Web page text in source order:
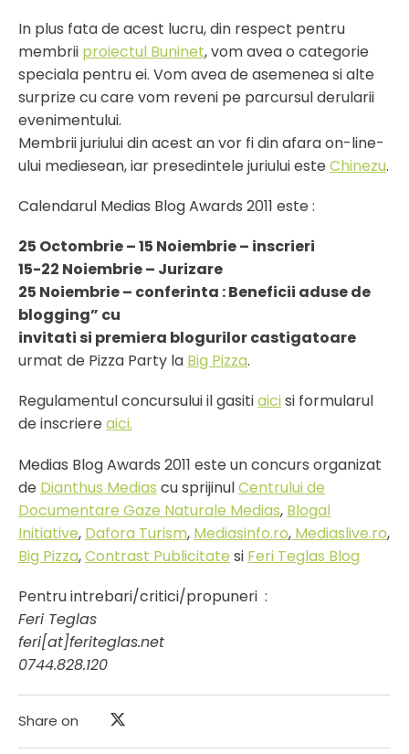
In plus fata de acest lucru, din respect pentru
membrii proiectul Buninet, vom avea o categorie
speciala pentru ei. Vom avea de asemenea si alte
surprize cu care vom reveni pe parcursul derularii
evenimentului.
Membrii juriului din acest an vor fi din afara on-line-
ului mediesean, iar presedintele juriului esteChinezu.
Calendarul Medias Blog Awards 2011 este :
25 Octombrie – 15 Noiembrie – inscrieri
15-22 Noiembrie – Jurizare
25 Noiembrie – conferinta : Beneficii aduse de
blogging” cu
invitati si premiera blogurilor castigatoare
urmat de Pizza Party la Big Pizza.
Regulamentul concursului il gasitiaicisi formularul
de inscriereaici.
Medias Blog Awards 2011 este un concurs organizat
de Dianthus Medias cu sprijinulCentrului de
Documentare Gaze Naturale Medias, Blogal
Initiative, Dafora Turism, Mediasinfo.ro, Mediaslive.ro,
Big Pizza,Contrast Publicitate si Feri Teglas Blog
Pentru intrebari/critici/propuneri :
Feri Teglas
feri[at]feriteglas.net
0744.828.120
Share on